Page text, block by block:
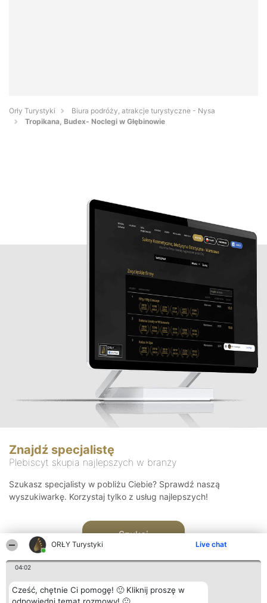
ORŁY Turystyki Live chat
04:02
Cześć, chętnie Ci pomogę! 🙂 Kliknij proszę w
Orły Turystyki
Biura podróży, atrakcje turystyczne - Nysa
Tropikana, Budex- Noclegi w Głębinowie
Znajdź specjalistę
Plebiscyt skupia najlepszych w branży
Szukasz specjalisty w pobliżu Ciebie? Sprawdź naszą
wyszukiwarkę. Korzystaj tylko z usług najlepszych!
Szukaj